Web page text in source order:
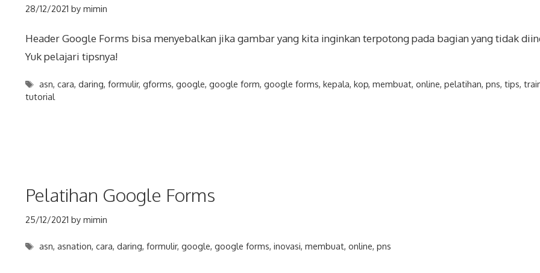
28/12/2021 by mimin
Header Google Forms bisa menyebalkan jika gambar yang kita inginkan terpotong pada bagian yang tidak
Yuk pelajari tipsnya!
Tags
asn,cara,daring,formulir,gforms,google,google form,google forms,kepala,kop,membuat,online,pelatihan,pns,tips,
tutorial
Pelatihan Google Forms
25/12/2021 by mimin
Tags
asn,asnation,cara,daring,formulir,google,google forms,inovasi,membuat,online,pns